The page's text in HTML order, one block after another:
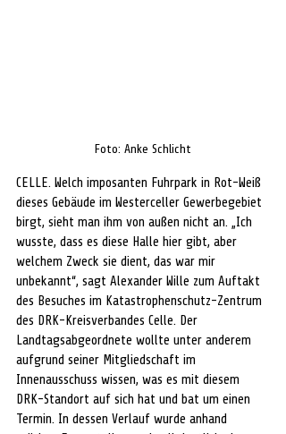
Foto: Anke Schlicht
CELLE. Welch imposanten Fuhrpark in Rot-Weiß
dieses Gebäude im Westerceller Gewerbegebiet
birgt, sieht man ihm von außen nicht an. „Ich
wusste, dass es diese Halle hier gibt, aber
welchem Zweck sie dient, das war mir
unbekannt“, sagt Alexander Wille zum Auftakt
des Besuches im Katastrophenschutz-Zentrum
des DRK-Kreisverbandes Celle. Der
Landtagsabgeordnete wollte unter anderem
aufgrund seiner Mitgliedschaft im
Innenausschuss wissen, was es mit diesem
DRK-Standort auf sich hat und bat um einen
Termin. In dessen Verlauf wurde anhand